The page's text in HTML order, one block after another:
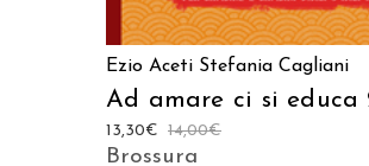
Ezio Aceti Stefania Cagliani
Ad amare ci si educa
14,00€
13,30€
Brossura